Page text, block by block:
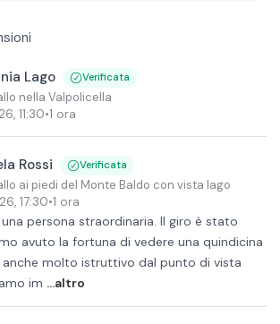
Lago Verificata
nella Valpolicella
, 11:30•1 ora
Rossi Verificata
ai piedi del Monte Baldo con vista lago
, 17:30•1 ora
persona straordinaria. Il giro è stato
avuto la fortuna di vedere una quindicina
molto istruttivo dal punto di vista
im ...altro